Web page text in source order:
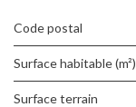
Code postal
Surface habitable (m²)
surface terrain